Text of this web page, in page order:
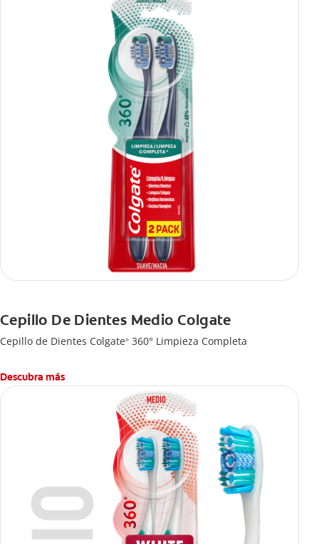
Cepillo De Dientes Medio Colgate
Cepillo de Dientes Colgate® 360° Limpieza Completa
Descubra más